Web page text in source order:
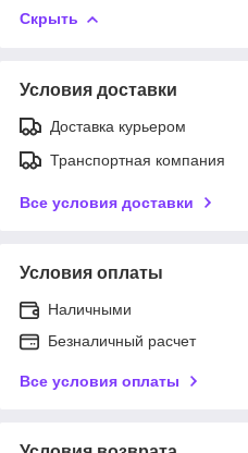
Скрыть
Условия доставки
Доставка курьером
Транспортная компания
Все условия доставки
Условия оплаты
Наличными
Безналичный расчет
Все условия оплаты